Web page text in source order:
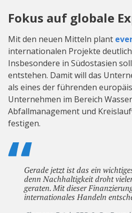
Fokus auf globale
Mit den neuen Mitteln plant
internationalen Projekte
Insbesondere in Südostasien
entstehen. Damit will das
als eines der führenden
Unternehmen im Bereich
Abfallmanagement und
festigen.
Gerade jetzt ist das ein
denn Nachhaltigkeit droht
geraten. Mit dieser
internationales Handeln